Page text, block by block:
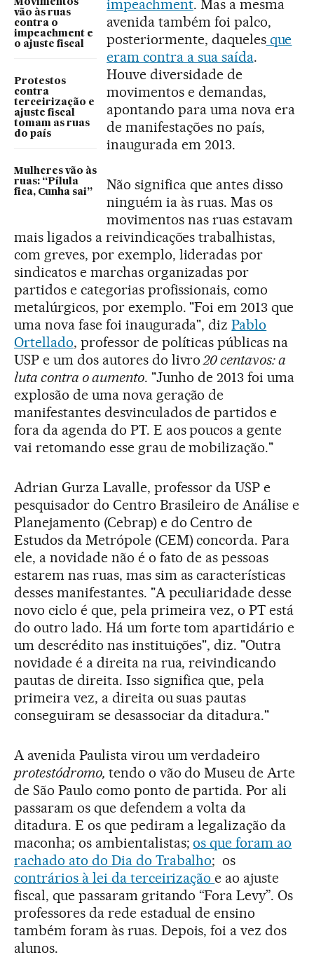
vão às ruas
contra o
impeachment e
o ajuste fiscal
Protestos
contra
terceirização e
ajuste fiscal
tomam as ruas
do país
Mulheres vão às
ruas: “Pílula
fica, Cunha sai”
impeachment. Mas a mesma
avenida também foi palco,
posteriormente, daquelesque
eram contra a sua saída.
Houve diversidade de
movimentos e demandas,
apontando para uma nova era
de manifestações no país,
inaugurada em 2013.
Não significa que antes disso
ninguém ia às ruas. Mas os
movimentos nas ruas estavam
mais ligados a reivindicações trabalhistas,
com greves, por exemplo, lideradas por
sindicatos e marchas organizadas por
partidos e categorias profissionais, como
metalúrgicos, por exemplo. "Foi em 2013 que
uma nova fase foi inaugurada", dizPablo
Ortellado, professor de políticas públicas na
USP e um dos autores do livro 20 centavos: a
luta contra o aumento. "Junho de 2013 foi uma
explosão de uma nova geração de
manifestantes desvinculados de partidos e
fora da agenda do PT. E aos poucos a gente
vai retomando esse grau de mobilização."
Adrian Gurza Lavalle, professor da USP e
pesquisador do Centro Brasileiro de Análise e
Planejamento (Cebrap) e do Centro de
Estudos da Metrópole (CEM) concorda. Para
ele, a novidade não é o fato de as pessoas
estarem nas ruas, mas sim as características
desses manifestantes. "A peculiaridade desse
novo ciclo é que, pela primeira vez, o PT está
do outro lado. Há um forte tom apartidário e
um descrédito nas instituições", diz. "Outra
novidade é a direita na rua, reivindicando
pautas de direita. Isso significa que, pela
primeira vez, a direita ou suas pautas
conseguiram se desassociar da ditadura."
A avenida Paulista virou um verdadeiro
protestódromo, tendo o vão do Museu de Arte
de São Paulo como ponto de partida. Por ali
passaram os que defendem a volta da
ditadura. E os que pediram a legalização da
maconha; os ambientalistas;os que foram ao
rachado ato do Dia do Trabalho; os
contrários à lei da terceirizaçãoe ao ajuste
fiscal, que passaram gritando “Fora Levy”. Os
professores da rede estadual de ensino
também foram às ruas. Depois, foi a vez dos
alunos.